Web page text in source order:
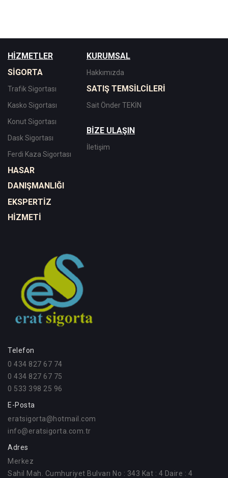
HİZMETLER
SİGORTA
Trafik Sigortası
Kasko Sigortası
Konut Sigortası
Dask Sigortası
Ferdi Kaza Sigortası
HASAR
DANIŞMANLIĞI
EKSPERTİZ
HİZMETİ
KURUMSAL
Hakkımızda
SATIŞ TEMSİLCİLERİ
Sait Önder TEKİN
BİZE ULAŞIN
İletişim
Telefon
0 434 827 67 74
0 434 827 67 75
0 533 398 25 96
E-Posta
eratsigorta@hotmail.com
info@eratsigorta.com.tr
Adres
Merkez
Sahil Mah. Cumhuriyet Bulvarı No : 343 Kat : 4 Daire : 4